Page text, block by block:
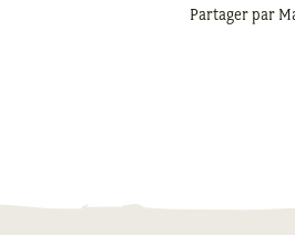
Partager par